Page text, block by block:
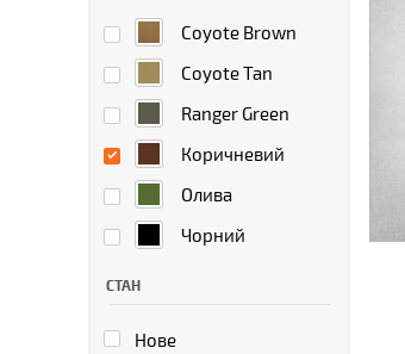
Coyote Brown
Coyote Tan
Ranger Green
Коричневий
Олива
Чорний
СТАН
Нове